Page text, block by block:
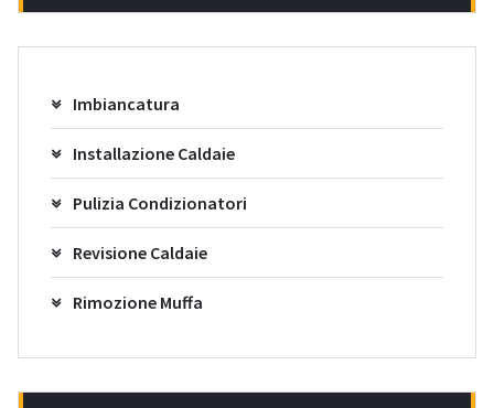
Imbiancatura
Installazione Caldaie
Pulizia Condizionatori
Revisione Caldaie
Rimozione Muffa